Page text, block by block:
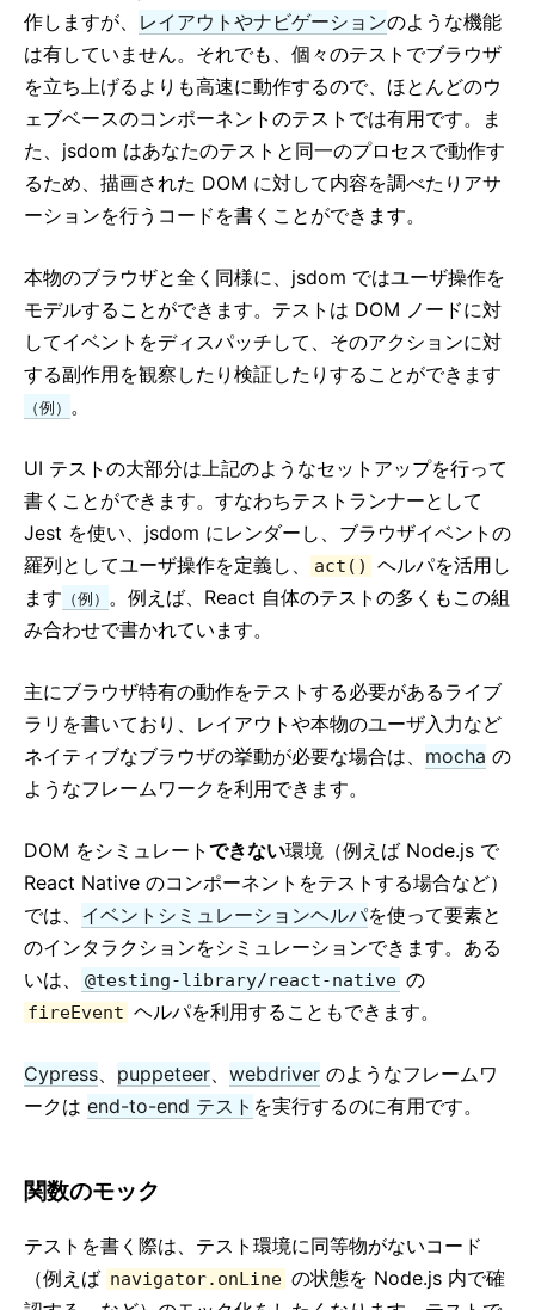
作しますが、 レイアウトやナビゲーションのような機能
は有していません。それでも、個々のテストでブラウザ
を立ち上げるよりも高速に動作するので、ほとんどのウ
ェブベースのコンポーネントのテストでは有用です。ま
た、jsdom はあなたのテストと同一のプロセスで動作す
るため、描画された DOM に対して内容を調べたりアサ
ーションを行うコードを書くことができます。
本物のブラウザと全く同様に、jsdom ではユーザ操作を
モデルすることができます。テストは DOM ノードに対
してイベントをディスパッチして、そのアクションに対
する副作用を観察したり検証したりすることができます
（例） 。
UI テストの大部分は上記のようなセットアップを行って
書くことができます。すなわちテストランナーとして
Jest を使い、jsdom にレンダーし、ブラウザイベントの
羅列としてユーザ操作を定義し、
act()
ヘルパを活用し
ます （例） 。例えば、React 自体のテストの多くもこの組
み合わせで書かれています。
主にブラウザ特有の動作をテストする必要があるライブ
ラリを書いており、レイアウトや本物のユーザ入力など
ネイティブなブラウザの挙動が必要な場合は、 mocha の
ようなフレームワークを利用できます。
DOM をシミュレート できない環境（例えば Node.js で
React Native のコンポーネントをテストする場合など）
では、 イベントシミュレーションヘルパを使って要素と
のインタラクションをシミュレーションできます。ある
いは、
@testing-library/react-native の
fireEvent ヘルパを利用することもできます。
Cypress、 puppeteer、 webdriver のようなフレームワ
ークは end-to-end テスト を実行するのに有用です。
関数のモック
テストを書く際は、テスト環境に同等物がないコード
（例えば navigator.onLine の状態を Node.js 内で確
プロファイラ
ES6 なしで React を使う
JSX なしで React を使う
差分検出処理
Ref と DOM
レンダープロップ
静的型チェック
strict モード
PropTypes を用いた型チェック
非制御コンポーネント
Web Components
React の最上位 API
React.Component
ReactDOM
ReactDOMClient
ReactDOMServer
DOM 要素
合成イベント (SyntheticEvent)
テストユーティリティ
Test Renderer
JavaScript 環境の要件
HOOKS
1. フックの導入
2. フック早わかり
3. ステートフックの利用法
4. 副作用フックの利用法
5. フックのルール
6. 独自フックの作成
テスト概要